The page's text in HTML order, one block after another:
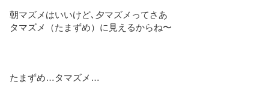
朝マズメはいいけど､夕マズメってさあ
タマズメ（たまずめ）に見えるからね〜
たまずめ…タマズメ…